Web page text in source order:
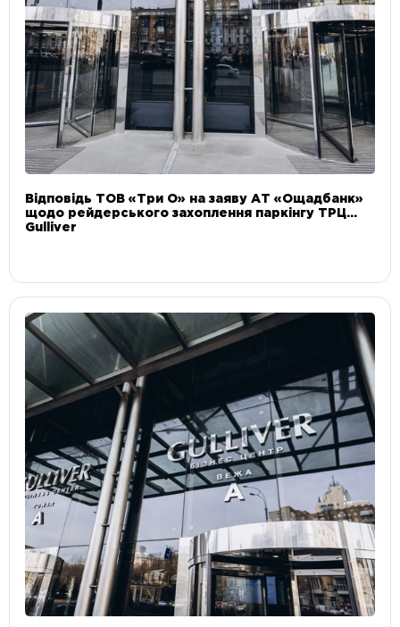
Відповідь ТОВ «Три О» на заяву АТ «Ощадбанк»
щодо рейдерського захоплення паркінгу ТРЦ
Gulliver